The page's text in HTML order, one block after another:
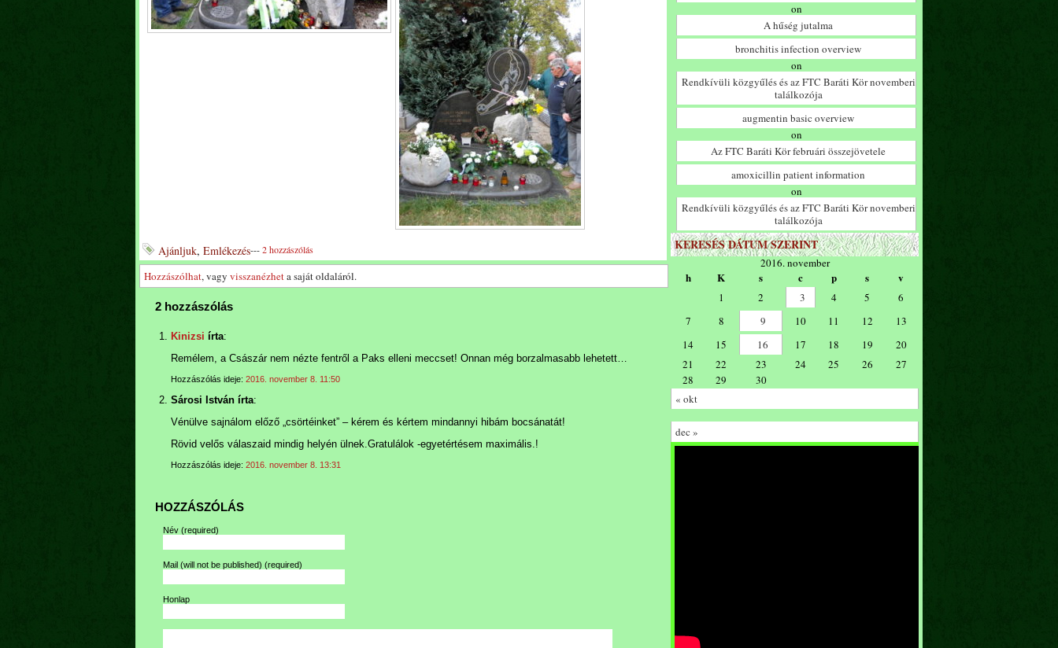
Ajánljuk, Emlékezés---2 hozzászólás
Hozzászólhat, vagy visszanézheta saját oldaláról.
2 hozzászólás
Kinizsi írta:
Remélem, a Császár nem nézte fentről a Paks elleni meccset! Onnan még borzalmasabb lehetett…
Hozzászólás ideje: 2016. november 8. 11:50
Sárosi István írta:
Vénülve sajnálom előző „csörtéinket” – kérem és kértem mindannyi hibám bocsánatát!
Rövid velős válaszaid mindig helyén ülnek.Gratulálok -egyetértésem maximális.!
Hozzászólás ideje: 2016. november 8. 13:31
HOZZÁSZÓLÁS
Név (required)
Mail (will not be published) (required)
Honlap
on
A hűség jutalma
bronchitis infection overview
on
Rendkívüli közgyűlés és az FTC Baráti Kör novemberi
találkozója
augmentin basic overview
on
Az FTC Baráti Kör februári összejövetele
amoxicillin patient information
on
Rendkívüli közgyűlés és az FTC Baráti Kör novemberi
találkozója
KERESÉS DÁTUM SZERINT
2016. november
h K s c p s v
1 2 3 4 5
6
7
8 9 10 11 12
13
14
15 16 17 18 19
20
21
22 23 24 25 26
27
28
29
30
« okt
dec »